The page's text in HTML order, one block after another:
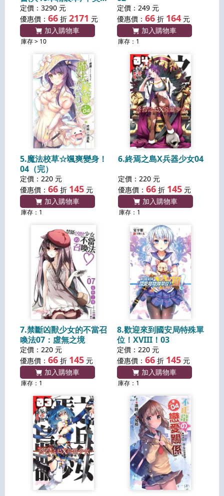
雙語版
定價：3290 元
優惠價： 66 折 2171 元
加入購物車
庫存 > 10
定價：249 元
優惠價： 66 折 164 元
加入購物車
庫存：1
5.魔法校草☆颯爽變身！
04（完）
定價：220 元
優惠價： 66 折 145 元
加入購物車
庫存：1
6.終焉之島X兵器少女04
定價：220 元
優惠價： 66折 145元
加入購物車
庫存：1
7.禁斷凶獸少女的不當召
喚法07：虛無之境
定價：220 元
優惠價： 66 折 145 元
加入購物車
庫存：1
8.歡迎來到國安局特殊單
位！XVIII！03
定價：220 元
優惠價： 66 折 145 元
加入購物車
庫存：1